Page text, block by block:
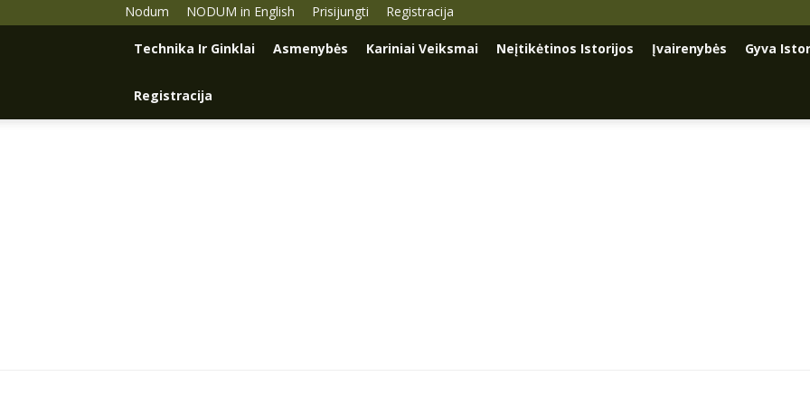
Nodum NODUM in English Prisijungti Registracija
Technika Ir Ginklai Asmenybės Kariniai Veiksmai Neįtikėtinos Istorijos Įvairenybės Gyva
Registracija